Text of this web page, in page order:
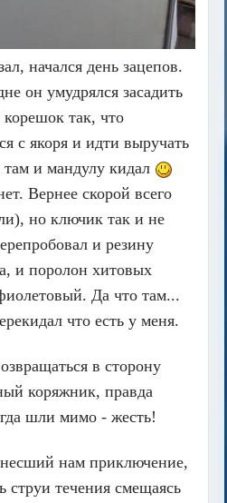
начался день зацепов.
он умудрялся засадить
так, что
с якоря и идти выручать
и мандулу кидал
Вернее скорой всего
но ключик так и не
и резину
и поролон хитовых
Да что там...
что есть у меня.
в сторону
коряжник, правда
шли мимо - жесть!
нам приключение,
струи течения смещаясь